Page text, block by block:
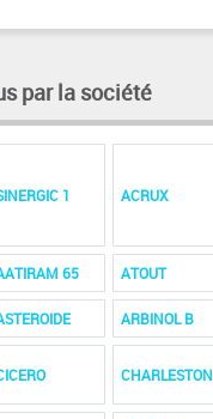
par la société
1 ACRUX
65 ATOUT
ARBINOL B
CHARLESTON